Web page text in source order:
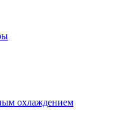
охлаждением